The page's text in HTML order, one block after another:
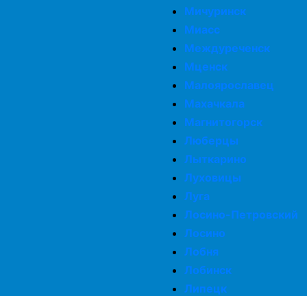
Мичуринск
Миасс
Междуреченск
Мценск
Малоярославец
Махачкала
Магнитогорск
Люберцы
Лыткарино
Луховицы
Луга
Лосино-Петровский
Лосино
Лобня
Лобинск
Липецк